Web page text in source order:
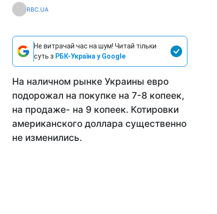
RBC.UA
Не витрачай час на шум! Читай тільки
суть з РБК-Україна у Google
На наличном рынке Украины евро
подорожал на покупке на 7-8 копеек,
на продаже- на 9 копеек. Котировки
американского доллара существенно
не изменились.